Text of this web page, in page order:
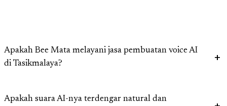
Apakah Bee Mata melayani jasa pembuatan voice AI
di Tasikmalaya?
Apakah suara AI-nya terdengar natural dan